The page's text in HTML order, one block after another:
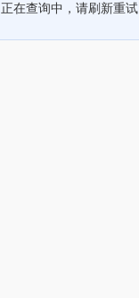
正在查询中，请刷新重试